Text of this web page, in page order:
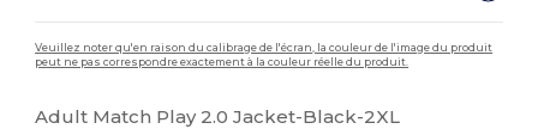
Veuillez noter qu'en raison du calibrage de l'écran, la couleur de l'image du produit
peut ne pas correspondre exactement à la couleur réelle du produit.
Adult Match Play 2.0 Jacket-Black-2XL